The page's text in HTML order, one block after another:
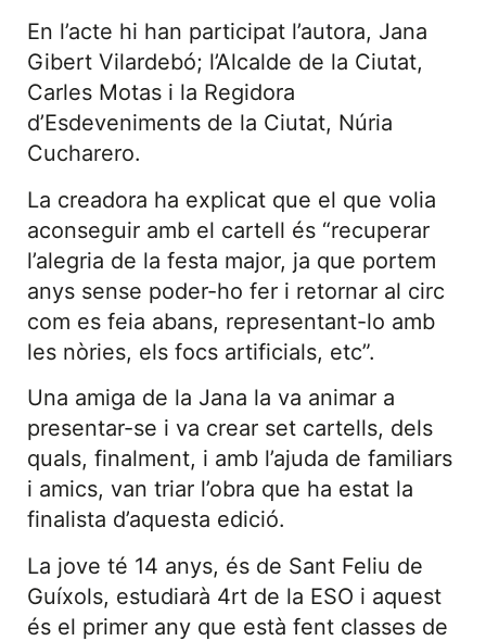
En l’acte hi han participat l’autora, Jana
Gibert Vilardebó; l’Alcalde de la Ciutat,
Carles Motas i la Regidora
d’Esdeveniments de la Ciutat, Núria
Cucharero.
La creadora ha explicat que el que volia
aconseguir amb el cartell és “recuperar
l’alegria de la festa major, ja que portem
anys sense poder-ho fer i retornar al circ
com es feia abans, representant-lo amb
les nòries, els focs artificials, etc”.
Una amiga de la Jana la va animar a
presentar-se i va crear set cartells, dels
quals, finalment, i amb l’ajuda de familiars
i amics, van triar l’obra que ha estat la
finalista d’aquesta edició.
La jove té 14 anys, és de Sant Feliu de
Guíxols, estudiarà 4rt de la ESO i aquest
és el primer any que està fent classes de